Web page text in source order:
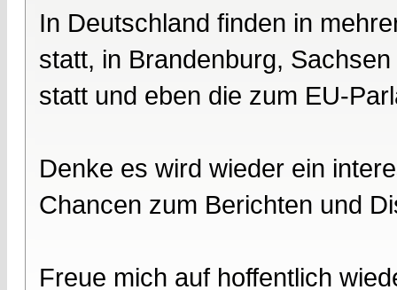
In Deutschland finden in
statt, in Brandenburg,
statt und eben die zum EU-
Denke es wird wieder ein
Chancen zum Berichten und
Freue mich auf hoffentlich